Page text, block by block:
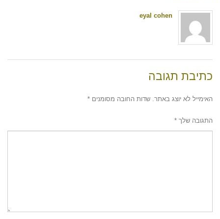
eyal cohen
כתיבת תגובה
האימייל לא יוצג באתר. שדות החובה מסומנים *
התגובה שלך *